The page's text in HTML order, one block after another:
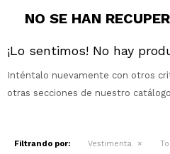
NO SE HAN
¡Lo sentimos! No hay
Inténtalo nuevamente con otros
otras secciones de nuestro
Filtrando por: Vestimenta